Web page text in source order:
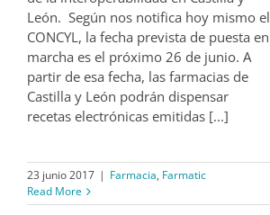
León. Según nos notifica hoy mismo el
CONCYL, la fecha prevista de puesta en
marcha es el próximo 26 de junio. A
partir de esa fecha, las farmacias de
Castilla y León podrán dispensar
recetas electrónicas emitidas [...]
23 junio 2017 | Farmacia, Farmatic
Read More